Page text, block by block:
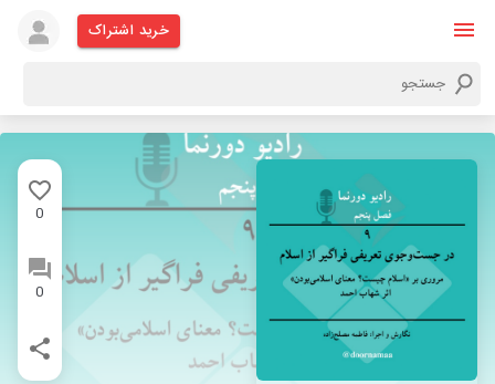
خرید اشتراک
0
0